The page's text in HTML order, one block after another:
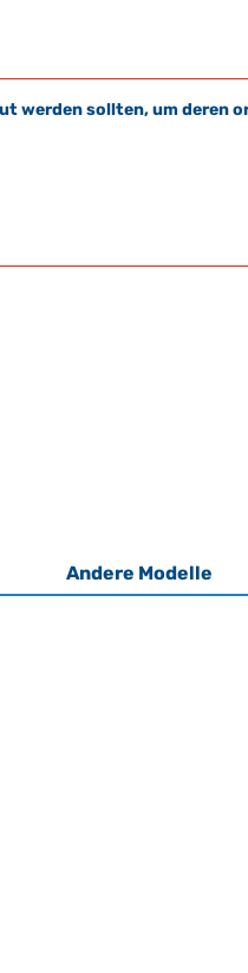
werden sollten, um deren
Andere Modelle